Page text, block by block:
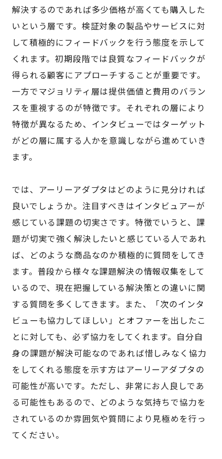
解決するのであれば多少価格が高くても購入した
いという層です。検証対象の製品やサービスに対
して積極的にフィードバックを行う態度を示して
くれます。初期段階では良質なフィードバックが
得られる顧客にアプローチすることが重要です。
一方でマジョリティ層は提供価値と費用のバラン
スを重視するのが特徴です。それぞれの層により
特徴が異なるため、インタビューではターゲット
がどの層に属する人かを意識しながら進めていき
ます。
では、アーリーアダプタはどのように見分ければ
良いでしょうか。注目すべきはインタビュアーが
感じている課題の切実さです。特徴でいうと、課
題が切実で強く解決したいと感じている人であれ
ば、どのような商品なのか積極的に質問をしてき
ます。普段から様々な課題解決の情報収集をして
いるので、現在把握している解決策との違いに関
する質問を多くしてきます。また、「次のインタ
ビューも協力してほしい」とオファーを出したこ
とに対しても、必ず協力をしてくれます。自分自
身の課題が解決可能なのであれば惜しみなく協力
をしてくれる態度を示す方はアーリーアダプタの
可能性が高いです。ただし、非常にお人良しであ
る可能性もあるので、どのような気持ちで協力を
されているのか雰囲気や質問により見極めを行っ
てください。